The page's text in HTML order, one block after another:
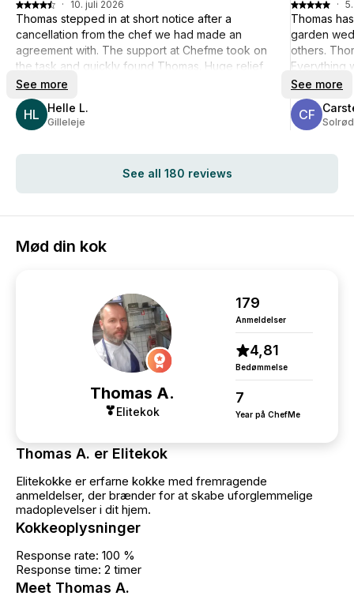
HL Helle L.
Gilleleje
· 10. juli 2026
Thomas stepped in at short notice after a
cancellation from the chef we had made an
agreement with. The support at Chefme took on
the task and quickly found Thomas. Huge relief
that it works so efficiently when a chef has to
cancel (here for a really good reason).
And we got a delicious 6-course menu from
Thomas.
See more
CF
·
Thomas
garden
others.
Everything
superb
See more
See all 180 reviews
Mød din kok
Thomas A.
Elitekok
179
Anmeldelser
4,81
Bedømmelse
7
Year på ChefMe
Thomas A. er Elitekok
Elitekokke er erfarne kokke med fremragende
anmeldelser, der brænder for at skabe uforglemmelige
madoplevelser i dit hjem.
Kokkeoplysninger
Response rate: 100 %
Response time: 2 timer
Meet Thomas A.